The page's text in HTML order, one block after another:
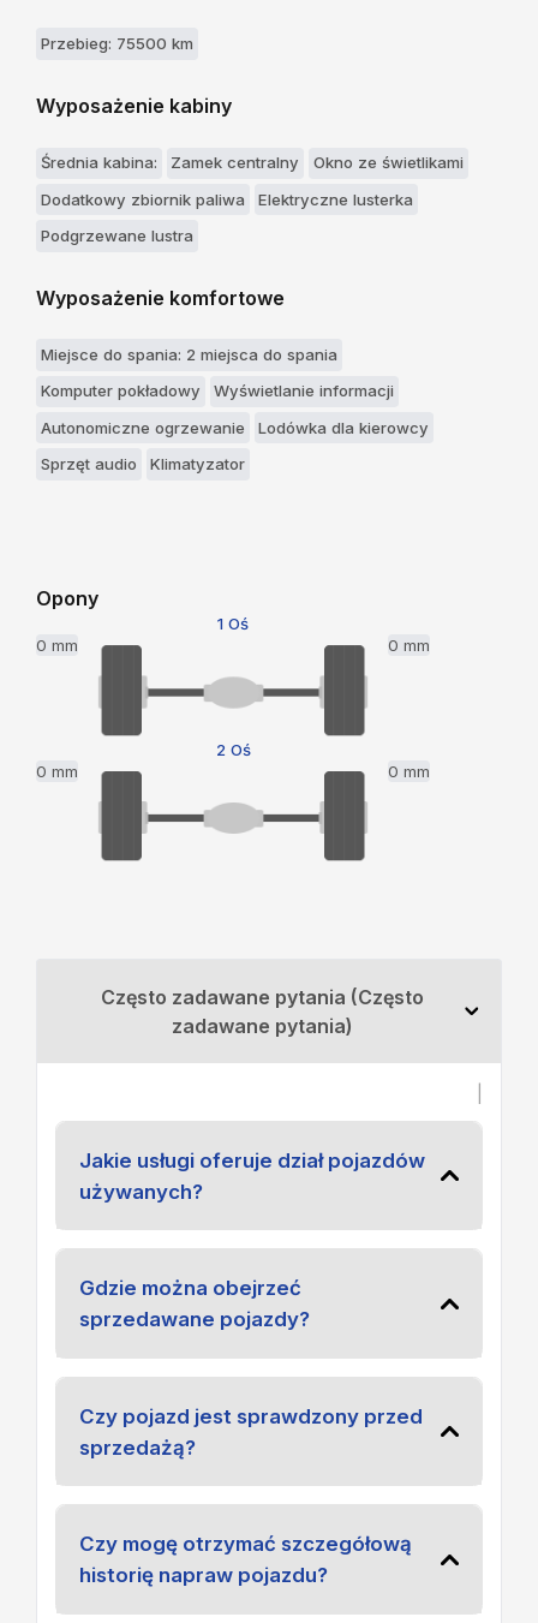
Przebieg: 75500 km
Wyposażenie kabiny
Średnia kabina: Zamek centralny
Okno ze świetlikami
Dodatkowy zbiornik paliwa
Elektryczne lusterka
Podgrzewane lustra
Wyposażenie komfortowe
Miejsce do spania: 2 miejsca do spania
Komputer pokładowy
Wyświetlanie informacji
Autonomiczne ogrzewanie
Lodówka dla kierowcy
Sprzęt audio
Klimatyzator
Opony
1 Oś
0 mm
0 mm
2 Oś
0 mm
0 mm
Często zadawane pytania (Często
zadawane pytania)
Jakie usługi oferuje dział pojazdów
używanych?
Gdzie można obejrzeć
sprzedawane pojazdy?
Czy pojazd jest sprawdzony przed
sprzedażą?
Czy mogę otrzymać szczegółową
historię napraw pojazdu?